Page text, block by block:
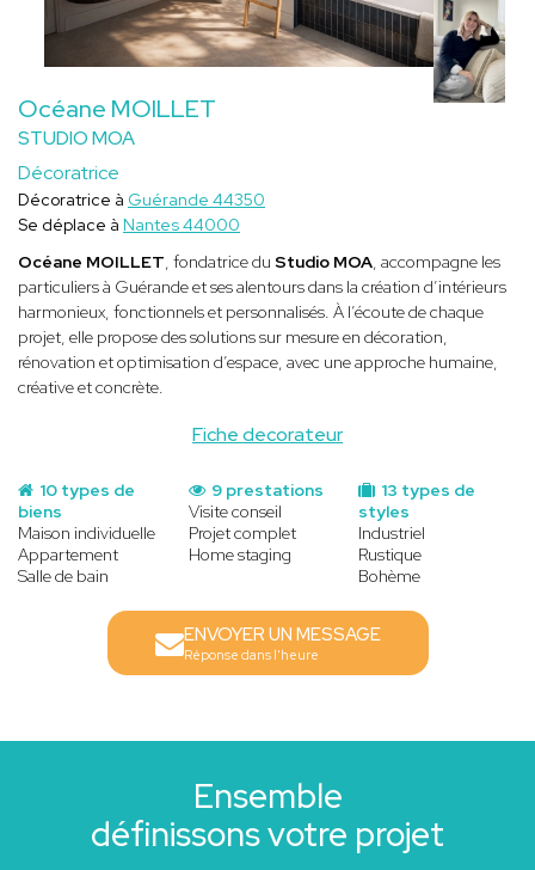
Océane MOILLET
STUDIO MOA
Décoratrice
Fiche decorateur
Décoratrice à Guérande 44350
Se déplace à Nantes 44000
Océane MOILLET , fondatrice du Studio MOA , accompagne les
particuliers à Guérande et ses alentours dans la création d’intérieurs
harmonieux, fonctionnels et personnalisés. À l’écoute de chaque
projet, elle propose des solutions sur mesure en décoration,
rénovation et optimisation d’espace, avec une approche humaine,
créative et concrète.
10 types de
biens
Maison individuelle
Appartement
Salle de bain
13 types de
styles
Industriel
Rustique
Bohème
9 prestations
Visite conseil
Projet complet
Home staging
ENVOYER UN MESSAGE
Réponse dans l'heure
Ensemble
définissons votre projet